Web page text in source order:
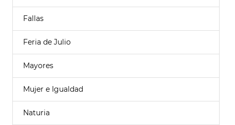
Fallas
Feria de Julio
Mayores
Mujer e Igualdad
Naturia